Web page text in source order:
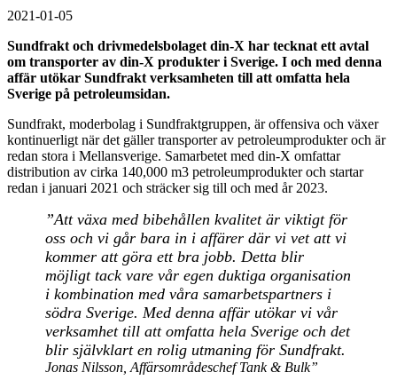
2021-01-05
Sundfrakt och drivmedelsbolaget din-X har tecknat ett avtal
om transporter av din-X produkter i Sverige. I och med denna
affär utökar Sundfrakt verksamheten till att omfatta hela
Sverige på petroleumsidan.
Sundfrakt, moderbolag i Sundfraktgruppen, är offensiva och växer
kontinuerligt när det gäller transporter av petroleumprodukter och är
redan stora i Mellansverige. Samarbetet med din-X omfattar
distribution av cirka 140,000 m3 petroleumprodukter och startar
redan i januari 2021 och sträcker sig till och med år 2023.
”Att växa med bibehållen kvalitet är viktigt för
oss och vi går bara in i affärer där vi vet att vi
kommer att göra ett bra jobb. Detta blir
möjligt tack vare vår egen duktiga organisation
i kombination med våra samarbetspartners i
södra Sverige. Med denna affär utökar vi vår
verksamhet till att omfatta hela Sverige och det
blir självklart en rolig utmaning för Sundfrakt.
Jonas Nilsson, Affärsområdeschef Tank & Bulk”